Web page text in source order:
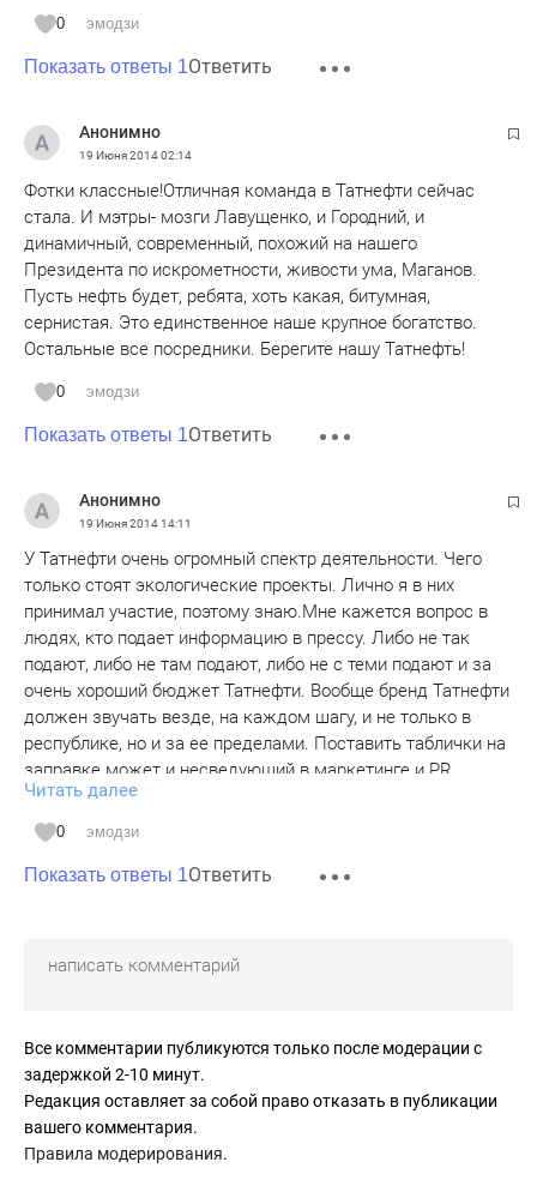
0 эмодзи
Показать ответы 1Ответить
Анонимно
19 Июня 201402:14
Фотки классные!Отличная команда в Татнефти сейчас
стала. И мэтры- мозги Лавущенко, и Городний, и
динамичный, современный, похожий на нашего
Президента по искрометности, живости ума, Маганов.
Пусть нефть будет, ребята, хоть какая, битумная,
сернистая. Это единственное наше крупное богатство.
Остальные все посредники. Берегите нашу Татнефть!
0 эмодзи
Показать ответы 1Ответить
Анонимно
19 Июня 201414:11
У Татнефти очень огромный спектр деятельности. Чего
только стоят экологические проекты. Лично я в них
принимал участие, поэтому знаю.Мне кажется вопрос в
людях, кто подает информацию в прессу. Либо не так
подают, либо не там подают, либо не с теми подают и за
очень хороший бюджет Татнефти. Вообще бренд Татнефти
должен звучать везде, на каждом шагу, и не только в
республике, но и за ее пределами. Поставить таблички на
заправке может и несведующий в маркетинге и PR.
Покажите людей, руководителей, уникальные примеры
управленческих решений в нелегкой экономической
среде. Вообще, покажите нефть, какая она сейчас, для
чего она народу.Действительно ли нефтяники-необычная
Татнефти есть что? Только сайт? Кстати неплохой,
технически навороченный. Однако, не
Читать далее
0 эмодзи
Показать ответы 1Ответить
Все комментарии публикуются только после модерации с
задержкой 2-10 минут.
Редакция оставляет за собой право отказать в публикации
вашего комментария.
Правила модерирования.